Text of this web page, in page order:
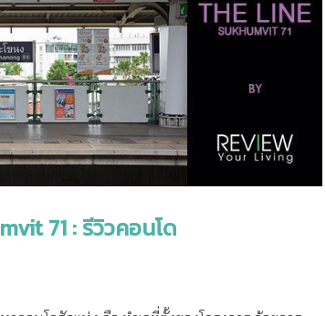
71 : รีวิวคอนโด